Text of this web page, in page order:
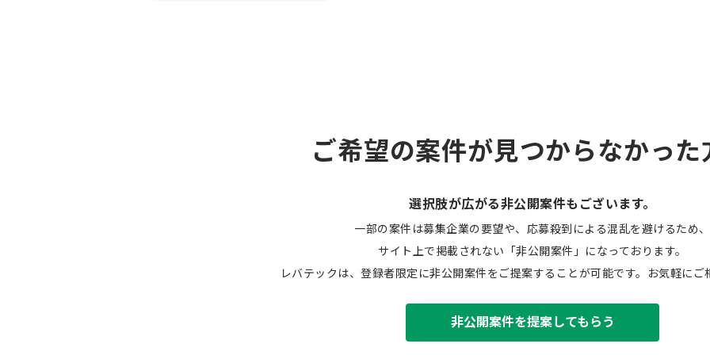
ご希望の案件が見つからなかった
選択肢が広がる非公開案件もございます。
一部の案件は募集企業の要望や、応募殺到による混乱を避けるため、
サイト上で掲載されない「非公開案件」になっております。
レバテックは、登録者限定に非公開案件をご提案することが可能です。お気軽にご
非公開案件を提案してもらう